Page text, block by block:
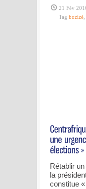
21 Fév
Tag bozizé
Rétablir
la
constitue